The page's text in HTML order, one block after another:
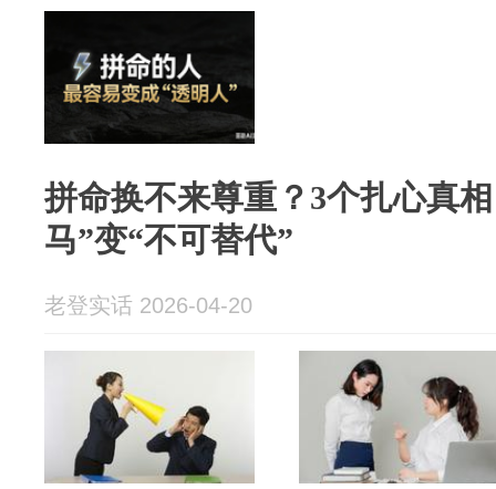
拼命换不来尊重？3个扎心真
马”变“不可替代”
老登实话 2026-04-20